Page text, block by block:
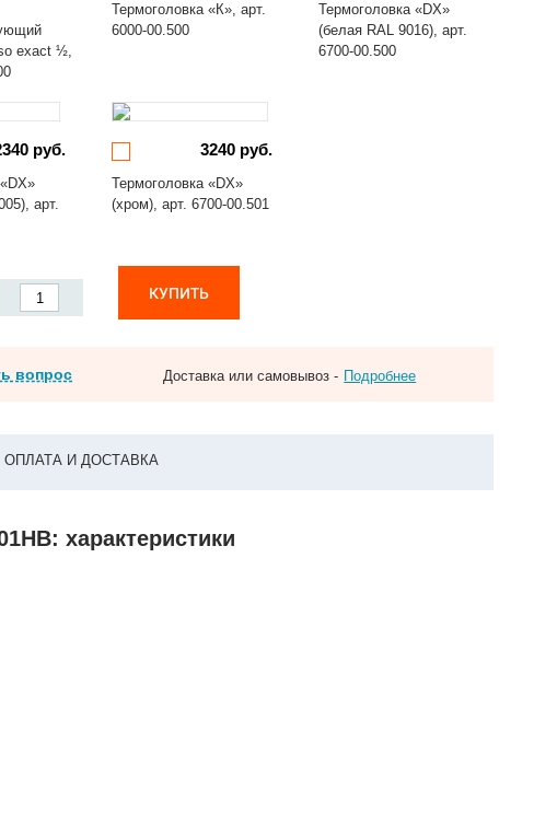
exact ½,
Термоголовка «К», арт.
6000-00.500
Термоголовка «DX»
(белая RAL 9016), арт.
6700-00.500
руб.
арт.
3240 руб.
Термоголовка «DX»
(хром), арт. 6700-00.501
КУПИТЬ
вопрос Доставка или самовывоз - Подробнее
ОПЛАТА И ДОСТАВКА
характеристики